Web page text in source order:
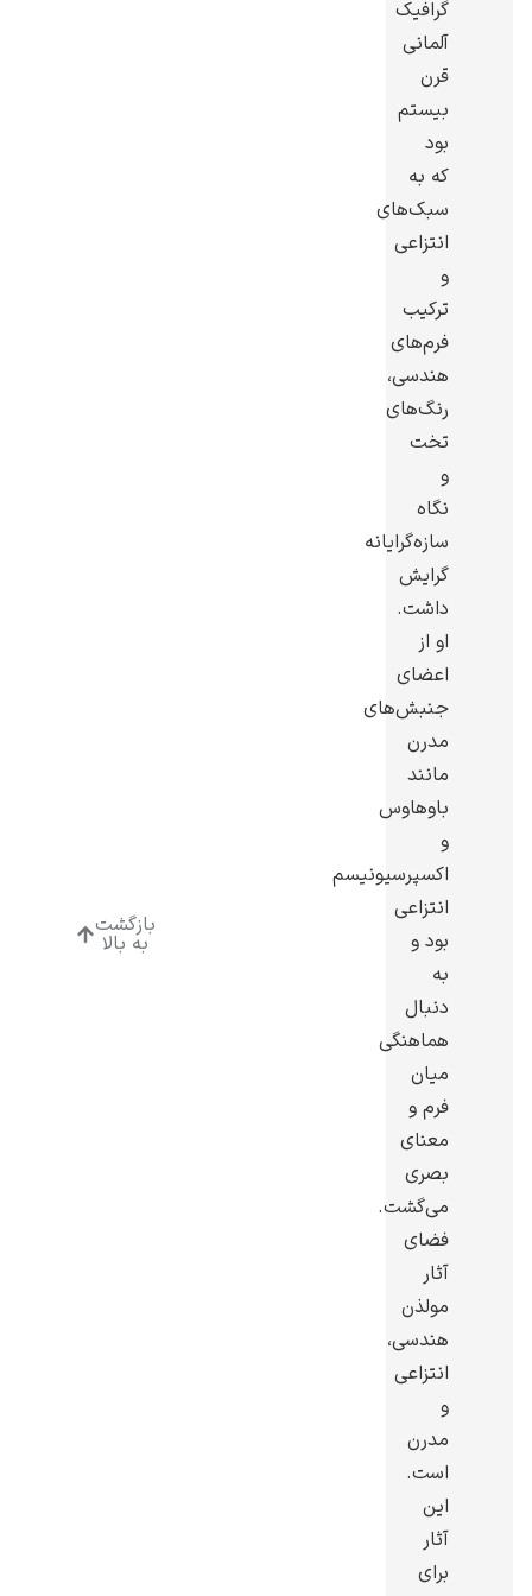
رامبرانت
گرافیک
آلمانی
قرن
بیستم
بود
که به
سبک‌های
انتزاعی
و
ترکیب
فرم‌های
هندسی،
رنگ‌های
تخت
و
نگاه
سازه‌گرایانه
گرایش
داشت.
او از
اعضای
جنبش‌های
مدرن
مانند
باوهاوس
و
اکسپرسیونیسم
انتزاعی
بود و
به
دنبال
هماهنگی
میان
فرم و
معنای
بصری
می‌گشت.
فضای
آثار
مولذن
هندسی،
انتزاعی
و
مدرن
است.
این
آثار
برای
بازگشت
به بالا